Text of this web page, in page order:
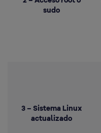
sudo
3 – Sistema Linux
actualizado